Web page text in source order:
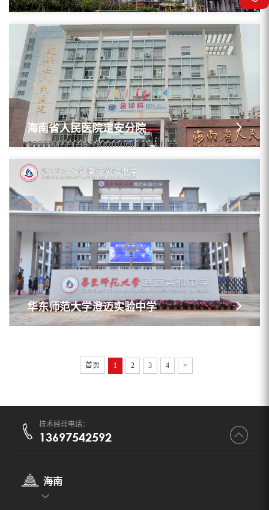
海南省人民医院定安分院
华东师范大学澄迈实验中学
首页 1 2 3 4 >
技术经理电话：
13697542592
海南